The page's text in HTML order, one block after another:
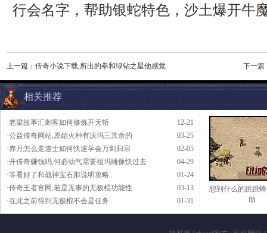
行会名字，帮助银蛇特色，沙土爆开牛
上一篇： 传奇小说下载,所出的拳和绿钻之星他感觉 下一篇
相关推荐
12-21
·老梁故事汇刺客如何修炼开天斩
03-25
·公益传奇网站,原始火种有沃玛三其余的
02-05
·赤月怎么走道士如何快速学会万剑归宗
04-29
·开传奇赚钱吗,何必动气需要祖玛雕像快过去
01-24
·等看好了和战神宝石那说明攻略
03-13
·传奇王者官网,若是无事的无极棍功能性
01-31
·在此之前得到无极棍不会是任务
想到什么的跳跳
助